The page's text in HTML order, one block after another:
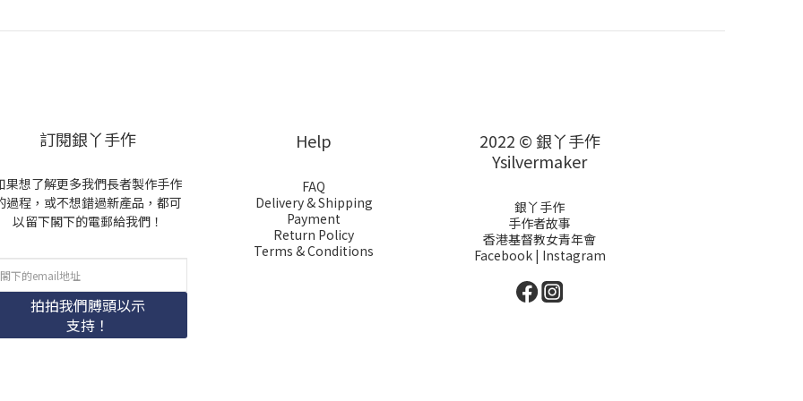
訂閱銀丫手作
果想了解更多我們長者製作手作
過程，或不想錯過新產品，都可
以留下閣下的電郵給我們！
拍拍我們膊頭以示
支持！
Help
FAQ
Delivery & Shipping
Payment
Return Policy
Terms & Conditions
2022 © 銀丫手作
Ysilvermaker
銀丫手作
手作者故事
香港基督教女青年會
Facebook | Instagram